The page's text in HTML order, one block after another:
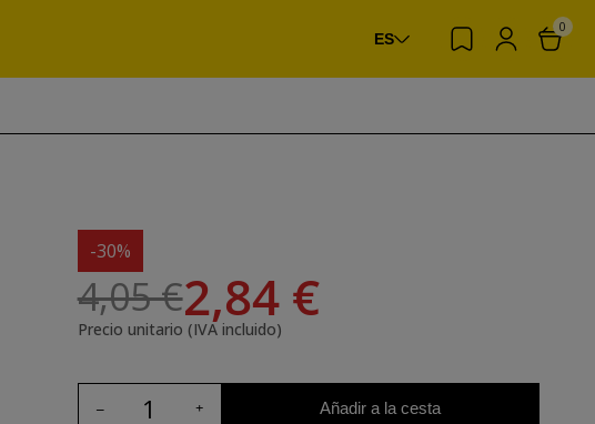
ES
0
-30%
4,05 €2,84 €
Precio unitario (IVA incluido)
Añadir a la cesta